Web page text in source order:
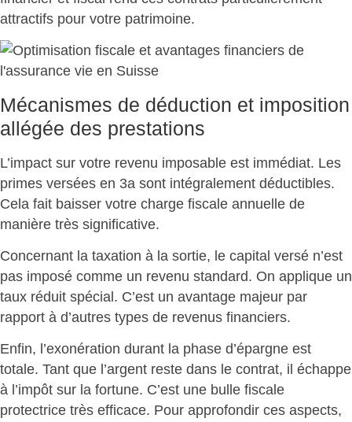
attractifs pour votre patrimoine.
Mécanismes de déduction et imposition
allégée des prestations
L’impact sur votre revenu imposable est immédiat. Les
primes versées en 3a sont intégralement déductibles.
Cela fait baisser votre charge fiscale annuelle de
manière très significative.
Concernant la taxation à la sortie, le capital versé n’est
pas imposé comme un revenu standard. On applique un
taux réduit spécial . C’est un avantage majeur par
rapport à d’autres types de revenus financiers.
Enfin, l’exonération durant la phase d’épargne est
totale. Tant que l’argent reste dans le contrat, il échappe
à l’impôt sur la fortune. C’est une bulle fiscale
protectrice très efficace. Pour approfondir ces aspects,